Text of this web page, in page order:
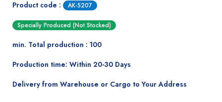
Product code : AK-5207
Specially Produced (Not Stocked)
min. Total production : 100
Production time: Within 20-30 Days
Delivery from Warehouse or Cargo to Your Address